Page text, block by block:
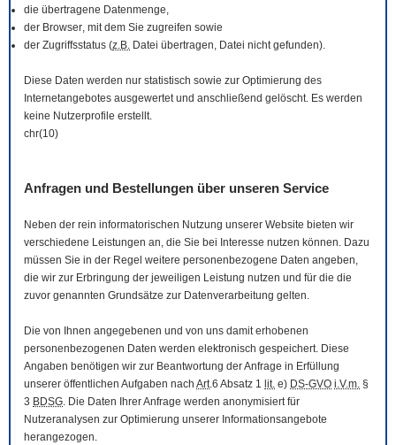
die übertragene Datenmenge,
der Browser, mit dem Sie zugreifen sowie
der Zugriffsstatus (z.B. Datei übertragen, Datei nicht gefunden).
Diese Daten werden nur statistisch sowie zur Optimierung des
Internetangebotes ausgewertet und anschließend gelöscht. Es werden
keine Nutzerprofile erstellt.
chr(10)
Anfragen und Bestellungen über unseren Service
Neben der rein informatorischen Nutzung unserer Website bieten wir
verschiedene Leistungen an, die Sie bei Interesse nutzen können. Dazu
müssen Sie in der Regel weitere personenbezogene Daten angeben,
die wir zur Erbringung der jeweiligen Leistung nutzen und für die die
zuvor genannten Grundsätze zur Datenverarbeitung gelten.
Die von Ihnen angegebenen und von uns damit erhobenen
personenbezogenen Daten werden elektronisch gespeichert. Diese
Angaben benötigen wir zur Beantwortung der Anfrage in Erfüllung
unserer öffentlichen Aufgaben nach Art.6 Absatz 1 lit. e) DS-GVO i.V.m. §
3 BDSG. Die Daten Ihrer Anfrage werden anonymisiert für
Nutzeranalysen zur Optimierung unserer Informationsangebote
herangezogen.